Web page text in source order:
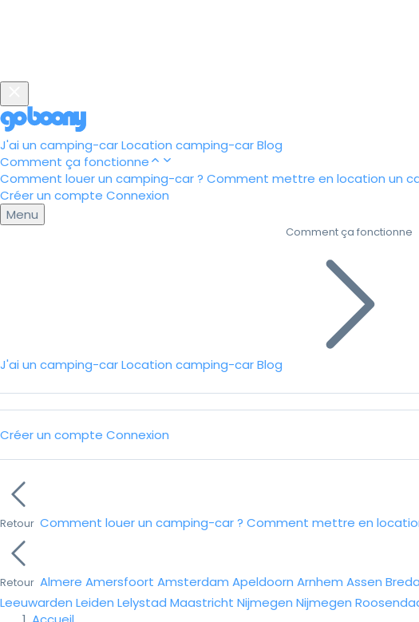
J'ai un camping-carLocation camping-carBlog
Comment ça fonctionne
Comment louer un camping-car ? Comment mettre en location un
Créer un compte Connexion
Menu
J'ai un camping-carLocation camping-carBlog
Comment ça fonctionne
Créer un compte Connexion
Retour Comment louer un camping-car ? Comment mettre en
Retour Almere Amersfoort Amsterdam Apeldoorn Arnhem Assen Breda
Leeuwarden Leiden Lelystad Maastricht Nijmegen Nijmegen